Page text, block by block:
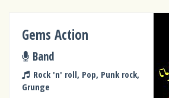
Gems Action
Band
Rock 'n' roll, Pop, Punk rock,
Grunge